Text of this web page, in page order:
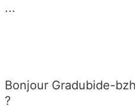
...
Bonjour Gradubide-
?